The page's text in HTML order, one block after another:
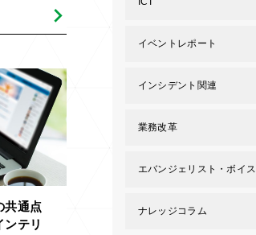
共通点
ンテリ
イベントレポート
インシデント関連
業務改革
エバンジェリスト・ボイス
ナレッジコラム